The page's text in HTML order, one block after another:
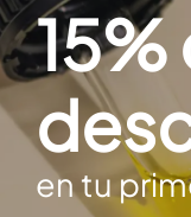
15%
en tu